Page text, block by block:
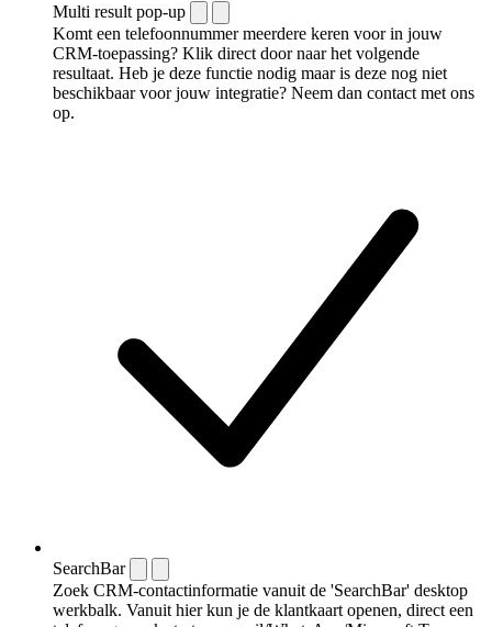
Multi result pop-up
Komt een telefoonnummer meerdere keren voor in jouw
CRM-toepassing? Klik direct door naar het volgende
resultaat. Heb je deze functie nodig maar is deze nog niet
beschikbaar voor jouw integratie? Neem dan contact met ons
op.
SearchBar
Zoek CRM-contactinformatie vanuit de 'SearchBar' desktop
werkbalk. Vanuit hier kun je de klantkaart openen, direct een